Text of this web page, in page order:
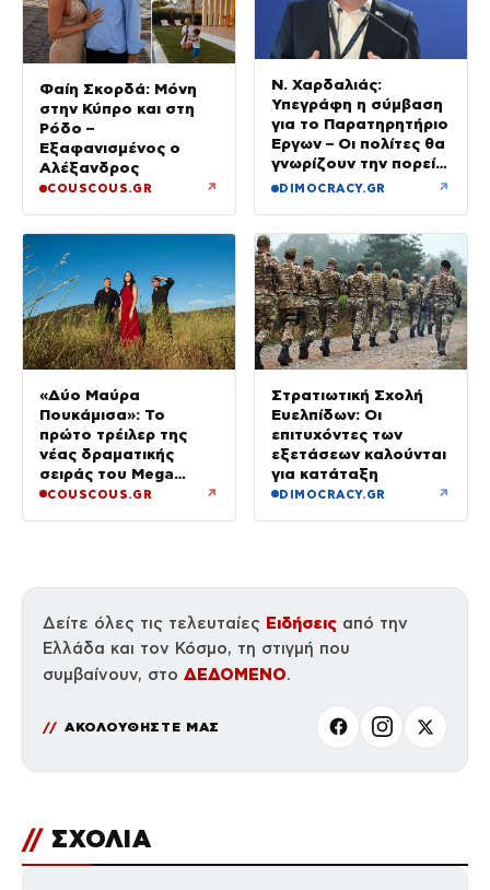
Φαίη Σκορδά: Μόνη
στην Κύπρο και στη
Ρόδο –
Εξαφανισμένος ο
Αλέξανδρος
COUSCOUS.GR ↗
Ν. Χαρδαλιάς:
Υπεγράφη η σύμβαση
για το Παρατηρητήριο
Έργων – Οι πολίτες θα
γνωρίζουν την πορεία
κάθε έργου στην
DIMOCRACY.GR ↗
«Δύο Μαύρα
Πουκάμισα»: Το
πρώτο τρέιλερ της
νέας δραματικής
σειράς του Mega
κυκλοφόρησε
COUSCOUS.GR ↗
Στρατιωτική Σχολή
Ευελπίδων: Οι
επιτυχόντες των
εξετάσεων καλούνται
για κατάταξη
DIMOCRACY.GR ↗
Δείτε όλες τις τελευταίες Ειδήσεις από την
Ελλάδα και τον Κόσμο, τη στιγμή που
συμβαίνουν, στο ΔΕΔΟΜΕΝΟ.
ΑΚΟΛΟΥΘΗΣΤΕ ΜΑΣ
// ΣΧΟΛΙΑ